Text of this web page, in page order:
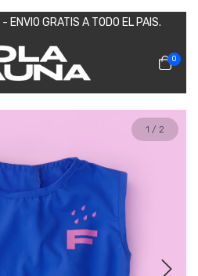
ENVIO GRATIS A TODO EL PAIS.
0
1 / 2